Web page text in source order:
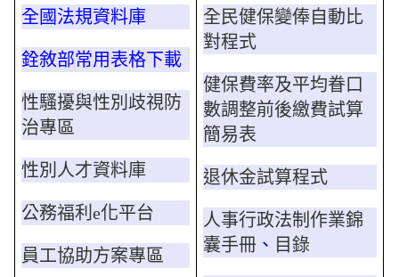
全國法規資料庫
銓敘部常用表格下載
性騷擾與性別歧視防
治專區
性別人才資料庫
公務福利e化平台
員工協助方案專區
全民健保變俸自動比
對程式
健保費率及平均眷口
數調整前後繳費試算
簡易表
退休金試算程式
人事行政法制作業錦
囊手冊 、 目錄